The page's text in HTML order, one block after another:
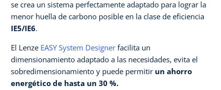
se crea un sistema perfectamente adaptado para lograr la
menor huella de carbono posible en la clase de eficiencia
IE5/IE6.​
El Lenze EASY System Designer facilita un
dimensionamiento adaptado a las necesidades, evita el
sobredimensionamiento y puede permitir un ahorro
energético de hasta un 30 %. ​